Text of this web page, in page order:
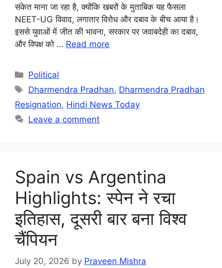
संकेत माना जा रहा है, क्योंकि खबरों के मुताबिक यह फैसला
NEET-UG विवाद, लगातार विरोध और दबाव के बीच आया है।
इससे युवाओं में जीत की भावना, सरकार पर जवाबदेही का दबाव,
और विपक्ष को … Read more
Categories
Political
Tags
Dharmendra Pradhan, Dharmendra Pradhan
Resignation, Hindi News Today
Leave a comment
Spain vs Argentina
Highlights: स्पेन ने रचा
इतिहास, दूसरी बार बना विश्व
चैंपियन
July 20, 2026 by Praveen Mishra